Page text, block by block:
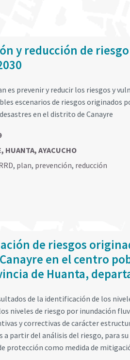
y reducción de
es prevenir y reducir los riesgos y
escenarios de riesgos originados
en el distrito de Canayre
HUANTA, AYACUCHO
, plan, prevención, reducción
de riesgos
en el centro
de Huanta,
de la identificación de los
niveles de riesgo por inundación
y correctivas de carácter
partir del análisis del riesgo, para
protección como medida de